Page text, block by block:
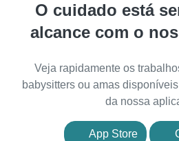
O cuidado está
alcance com o
Veja rapidamente os
babysitters ou amas
da nossa
App Store